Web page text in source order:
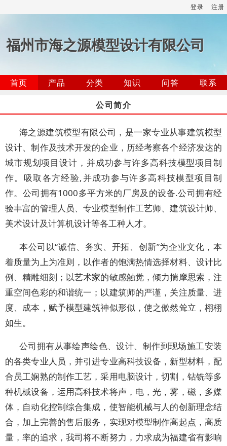
登录 注册
福州市海之源模型设计有限公司
首页 产品 分类 知识 问答
联系
公司简介
海之源建筑模型有限公司，是一家专业从事建筑模型
设计、制作及技术开发的企业，历经考察各个经济发达的
城市规划项目设计，并成功参与许多高科技模型项目制
作。吸取各方经验,并成功参与许多高科技模型项目制
作。公司拥有1000多平方米的厂房及的设备.公司拥有经
验丰富的管理人员、专业模型制作工艺师、建筑设计师、
美术设计及计算机设计等各工种人才。
本公司以“诚信、务实、开拓、创新”为企业文化，本
着质量为上为准则，以作者的饱满热情选择材料、设计比
例、精雕细刻；以艺术家的敏感触觉，倾力揣摩思索，注
重空间色彩的和谐统一；以建筑师的严谨，关注质量、进
度、成本，赋予模型建筑神似形似，使之傲然耸立，栩栩
如生。
公司拥有从事绘声绘色、设计、制作到现场施工安装
的各类专业人员，并引进专业高科技设备，新型材料，配
合员工娴熟的制作工艺，采用电脑设计，切割，钻铣等多
种机械设备，运用高科技术将声，电，光，雾，磁，多媒
体，自动化控制综合集成，使智能机械与人的创新理念结
合，加上完善的售后服务，实现对模型制作高起点，高质
量，率的追求，我司将不断努力，力求成为福建省有影响